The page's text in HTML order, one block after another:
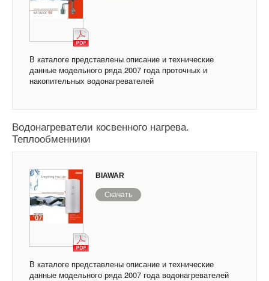
В каталоге представлены описание и технические
данные модельного ряда 2007 года проточных и
накопительных водонагревателей
Водонагреватели косвенного нагрева.
Теплообменники
BIAWAR
Скачать
В каталоге представлены описание и технические
данные модельного ряда 2007 года водонагревателей